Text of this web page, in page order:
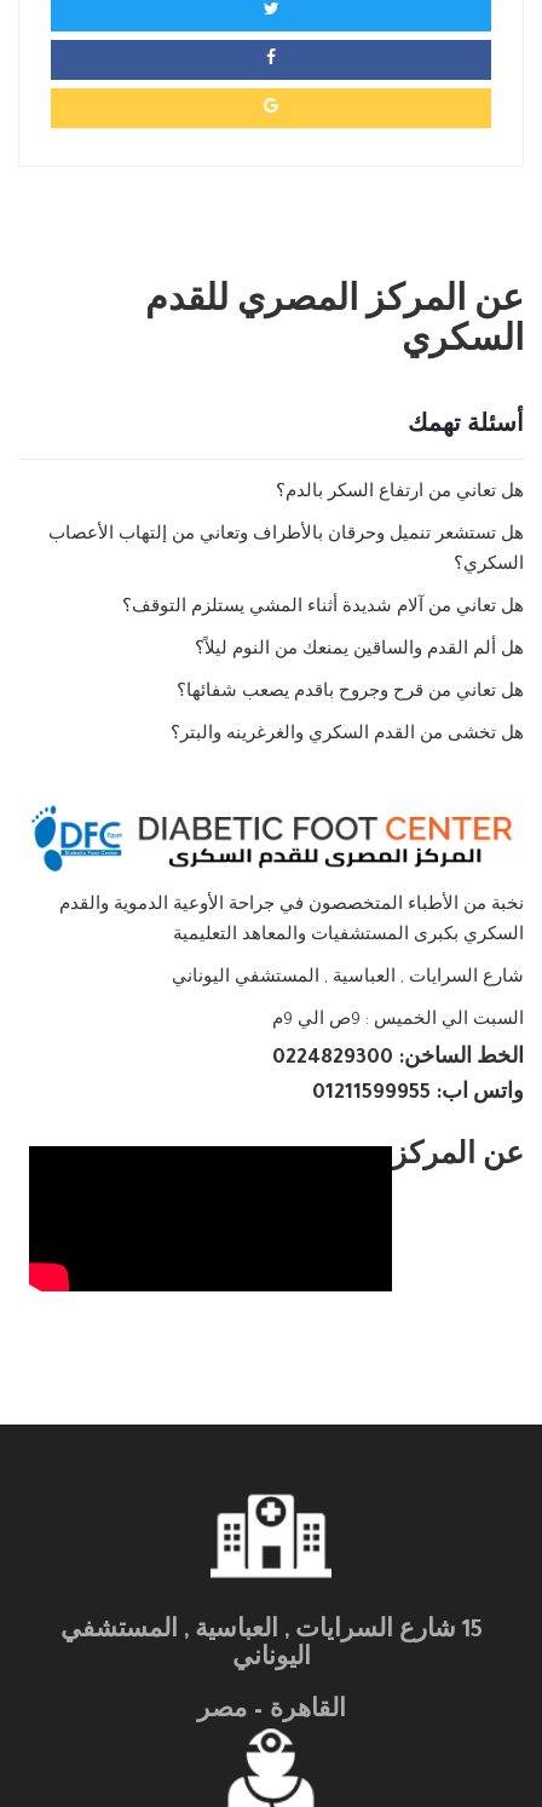
عن المركز المصري للقدم
السكري
أسئلة تهمك
هل تعاني من ارتفاع السكر بالدم؟
هل تستشعر تنميل وحرقان بالأطراف وتعاني من إلتهاب الأعصاب
السكري؟
هل تعاني من آلام شديدة أثناء المشي يستلزم التوقف؟
هل ألم القدم والساقين يمنعك من النوم ليلاً؟
هل تعاني من قرح وجروح باقدم يصعب شفائها؟
هل تخشى من القدم السكري والغرغرينه والبتر؟
نخبة من الأطباء المتخصصون في جراحة الأوعية الدموية والقدم
السكري بكبرى المستشفيات والمعاهد التعليمية
شارع السرايات , العباسية , المستشفي اليوناني
السبت الي الخميس : 9ص الي 9م
الخط الساخن: 0224829300
واتس اب: 01211599955
عن المركز
15 شارع السرايات , العباسية , المستشفي
اليوناني
القاهرة – مصر